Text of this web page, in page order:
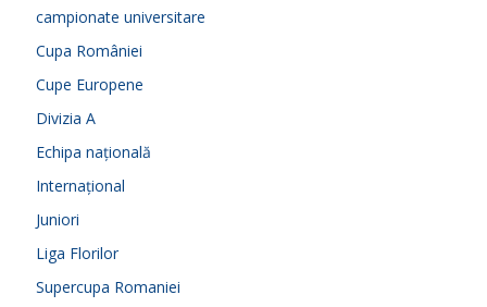
campionate universitare
Cupa României
Cupe Europene
Divizia A
Echipa națională
Internațional
Juniori
Liga Florilor
Supercupa Romaniei